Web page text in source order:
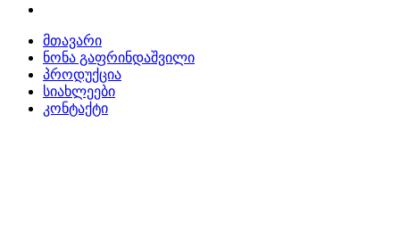
მთავარი
ნონა გაფრინდაშვილი
პროდუქცია
სიახლეები
კონტაქტი